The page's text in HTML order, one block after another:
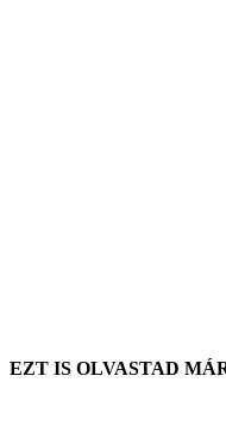
EZT IS OLVASTAD